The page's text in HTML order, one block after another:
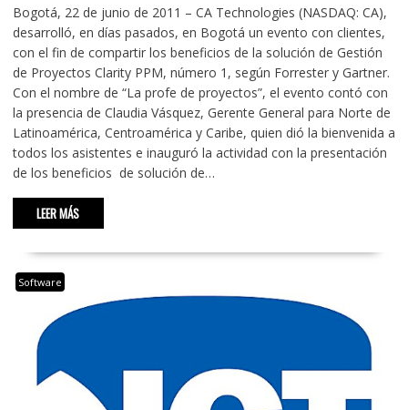
Bogotá, 22 de junio de 2011 – CA Technologies (NASDAQ: CA),
desarrolló, en días pasados, en Bogotá un evento con clientes,
con el fin de compartir los beneficios de la solución de Gestión
de Proyectos Clarity PPM, número 1, según Forrester y Gartner.
Con el nombre de “La profe de proyectos”, el evento contó con
la presencia de Claudia Vásquez, Gerente General para Norte de
Latinoamérica, Centroamérica y Caribe, quien dió la bienvenida a
todos los asistentes e inauguró la actividad con la presentación
de los beneficios de solución de…
LEER MÁS
Software